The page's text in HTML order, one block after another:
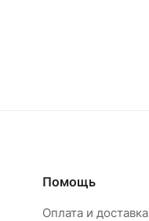
Помощь
Оплата и доставка